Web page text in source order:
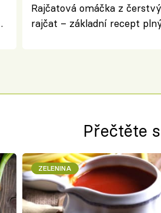
Rajčatová omáčka z
rajčat – základní recept
Přečtěte
ZELENINA